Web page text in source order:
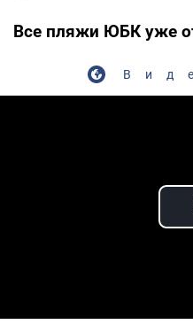
Все пляжи ЮБК уже